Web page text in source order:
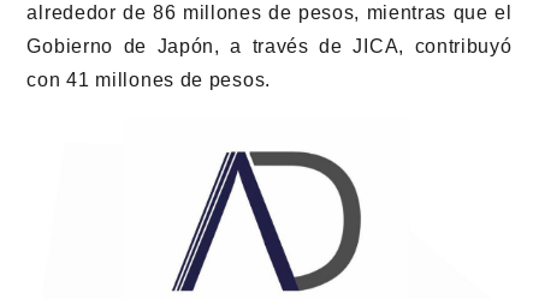
alrededor de 86 millones de pesos, mientras que el
Gobierno de Japón, a través de JICA, contribuyó
con 41 millones de pesos.